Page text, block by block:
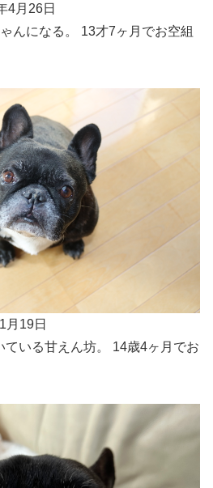
4月26日
んになる。 13才7ヶ月でお空組
月19日
ている甘えん坊。 14歳4ヶ月でお